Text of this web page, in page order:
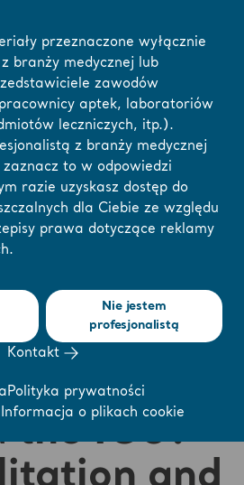
możesz
swój region
język
i e-learning / Beyond the ICU:
the ICU:
przeznaczone wyłącznie
branży medycznej lub
zawodów
aptek, laboratoriów
leczniczych, itp.).
z branży medycznej
to w odpowiedzi
razie uzyskasz dostęp do
dla Ciebie ze względu
prawa dotyczące reklamy
Nie jestem
profesjonalistą
Kontakt
Polityka prywatności
Informacja o plikach cookie